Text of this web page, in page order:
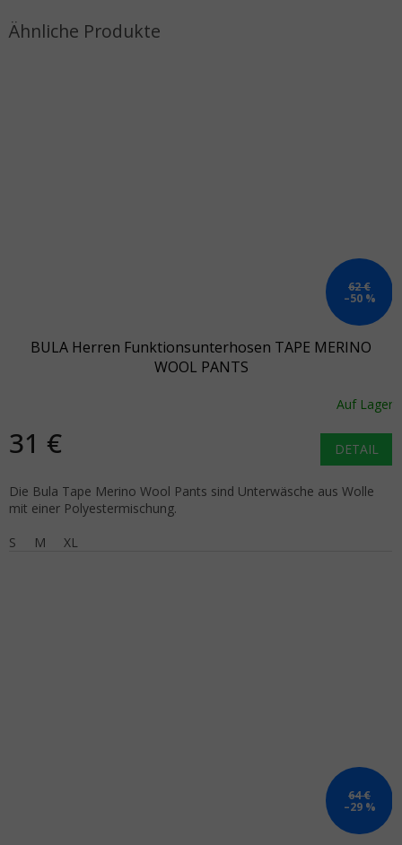
62 €
–50 %
BULA Herren Funktionsunterhosen TAPE MERINO
WOOL PANTS
Auf Lager
31 € DETAIL
Die Bula Tape Merino Wool Pants sind Unterwäsche aus Wolle
mit einer Polyestermischung.
S
M XL
64 €
–29 %